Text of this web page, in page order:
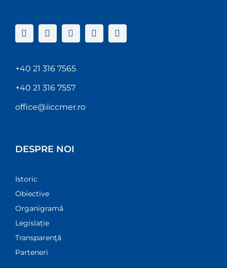
+40 21 316 7565
+40 21 316 7557
office@iiccmer.ro
DESPRE NOI
Istoric
Obiective
Organigramă
Legislație
Transparenţă
Parteneri